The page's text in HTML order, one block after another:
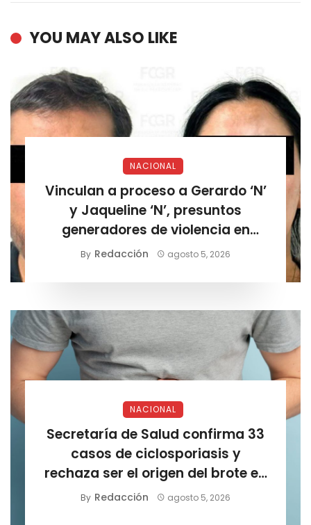
YOU MAY ALSO LIKE
NACIONAL
Vinculan a proceso a Gerardo ‘N’
y Jaqueline ‘N’, presuntos
generadores de violencia en
Chihuahua
By Redacción agosto 5, 2026
NACIONAL
Secretaría de Salud confirma 33
casos de ciclosporiasis y
rechaza ser el origen del brote en
EE. UU.
By Redacción agosto 5, 2026